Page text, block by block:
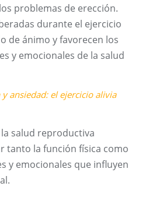
problemas de erección.
durante el ejercicio
de ánimo y favorecen los
y emocionales de la salud
ansiedad: el ejercicio alivia
salud reproductiva
tanto la función física como
y emocionales que influyen